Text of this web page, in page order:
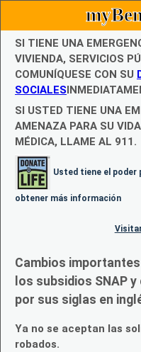
SI TIENE UNA
VIVIENDA, SERVICIOS
COMUNÍQUESE CON SU
SOCIALES
SI USTED TIENE UNA
AMENAZA PARA SU
MÉDICA, LLAME AL 911.
Usted tiene el poder
obtener más información
Cambios
los subsidios SNAP
por sus siglas en
Ya no se aceptan las
robados.